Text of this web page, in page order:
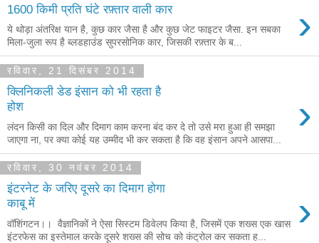
1600 किमी प्रति घंटे रफ़्तार वाली कार ›
ये थोड़ा अंतरिक्ष यान है, कुछ कार जैसा है और कुछ जेट फाइटर जैसा. इन सबका
मिला-जुला रूप है ब्लडहाउंड सुपरसोनिक कार, जिसकी रफ़्तार के ब...
रविवार, 21 दिसंबर 2014
क्लिनिकली डेड इंसान को भी रहता है
होश
›
लंदन किसी का दिल और दिमाग काम करना बंद कर दे तो उसे मरा हुआ ही समझा
जाएगा ना, पर क्या कोई यह उम्मीद भी कर सकता है कि वह इंसान अपने आसपा...
रविवार, 30 नवंबर 2014
इंटरनेट के जरिए दूसरे का दिमाग होगा
काबू में
›
वॉशिंगटन।। वैज्ञानिकों ने ऐसा सिस्टम डिवेलप किया है, जिसमें एक शख्स एक खास
इंटरफेस का इस्तेमाल करके दूसरे शख्स की सोच को कंट्रोल कर सकता ह...